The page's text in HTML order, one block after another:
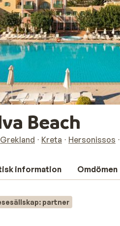
Beach
Grekland Kreta Hersonissos
information Omdömen
partner